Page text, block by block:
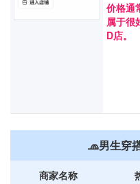
价格通
属于很
D店。
🧢男生穿
商家名称